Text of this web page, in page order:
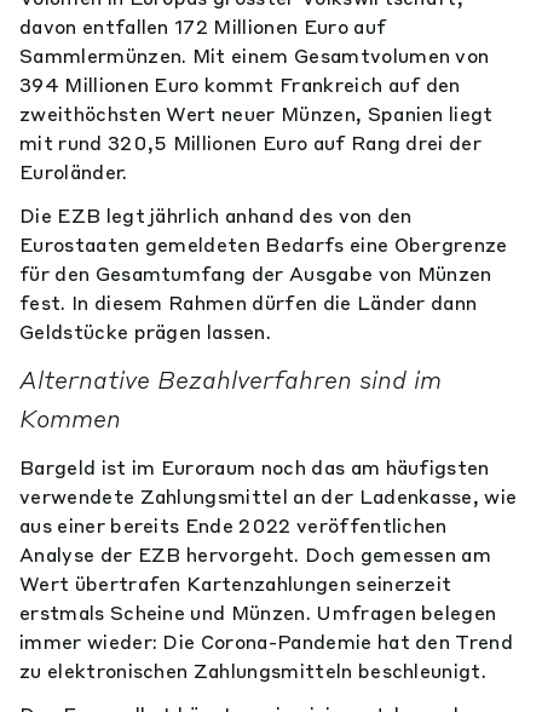
davon entfallen 172 Millionen Euro auf
Sammlermünzen. Mit einem Gesamtvolumen von
394 Millionen Euro kommt Frankreich auf den
zweithöchsten Wert neuer Münzen, Spanien liegt
mit rund 320,5 Millionen Euro auf Rang drei der
Euroländer.
Die EZB legt jährlich anhand des von den
Eurostaaten gemeldeten Bedarfs eine Obergrenze
für den Gesamtumfang der Ausgabe von Münzen
fest. In diesem Rahmen dürfen die Länder dann
Geldstücke prägen lassen.
Alternative Bezahlverfahren sind im
Kommen
Bargeld ist im Euroraum noch das am häufigsten
verwendete Zahlungsmittel an der Ladenkasse, wie
aus einer bereits Ende 2022 veröffentlichen
Analyse der EZB hervorgeht. Doch gemessen am
Wert übertrafen Kartenzahlungen seinerzeit
erstmals Scheine und Münzen. Umfragen belegen
immer wieder: Die Corona-Pandemie hat den Trend
zu elektronischen Zahlungsmitteln beschleunigt.